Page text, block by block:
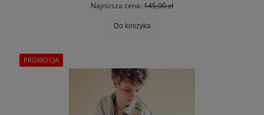
Najniższa cena: 145,00 zł
Do koszyka
PROMOCJA